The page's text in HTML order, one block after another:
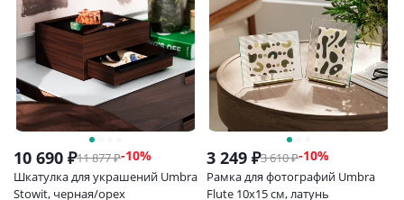
10 690 ₽11 877₽-10%
Шкатулка для украшений Umbra
Stowit, черная/орех
3 249 ₽3 610₽-10%
Рамка для фотографий Umbra
Flute 10х15 см, латунь